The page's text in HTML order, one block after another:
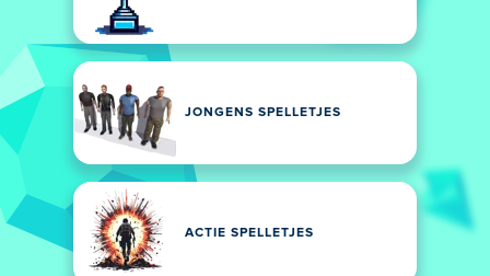
JONGENS SPELLETJES
ACTIE SPELLETJES